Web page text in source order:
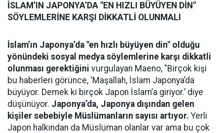
İSLAM’IN JAPONYA’DA "EN HIZLI BÜYÜYEN DİN"
SÖYLEMLERİNE KARŞI DİKKATLİ OLUNMALI
İslam’ın Japonya’da "en hızlı büyüyen din" olduğu
yönündeki sosyal medya söylemlerine karşı dikkatli
olunması gerektiğini vurgulayan Maeno, "Birçok kişi
bu haberleri görünce, ‘Maşallah, İslam Japonya’da
büyüyor. Demek ki birçok Japon İslam’a giriyor.’ diye
düşünüyor. Japonya’da, Japonya dışından gelen
kişiler sebebiyle Müslümanların sayısı artıyor. Yerli
Japon halkından da Müslüman olanlar var ama bu çok